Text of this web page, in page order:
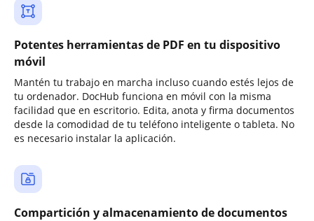
Potentes herramientas de PDF en tu dispositivo
móvil
Mantén tu trabajo en marcha incluso cuando estés lejos de
tu ordenador. DocHub funciona en móvil con la misma
facilidad que en escritorio. Edita, anota y firma documentos
desde la comodidad de tu teléfono inteligente o tableta. No
es necesario instalar la aplicación.
Compartición y almacenamiento de documentos